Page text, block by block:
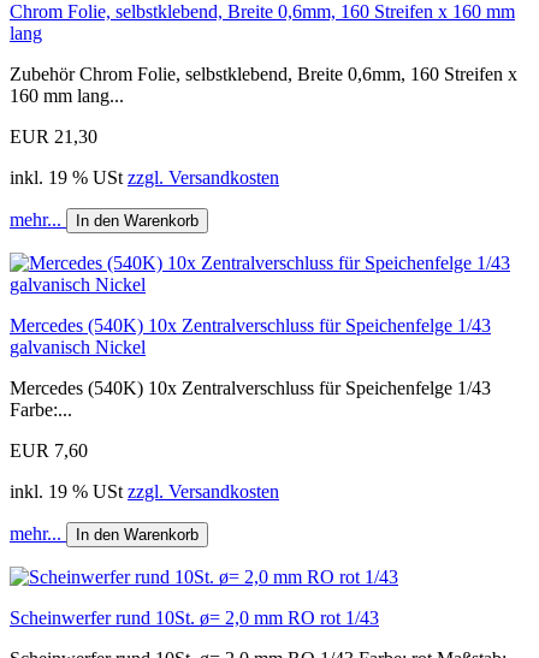
Chrom Folie, selbstklebend, Breite 0,6mm, 160 Streifen x 160 mm
lang
Zubehör Chrom Folie, selbstklebend, Breite 0,6mm, 160 Streifen x
160 mm lang...
EUR 21,30
inkl. 19 % USt zzgl. Versandkosten
mehr... In den Warenkorb
Mercedes (540K) 10x Zentralverschluss für Speichenfelge 1/43
galvanisch Nickel
Mercedes (540K) 10x Zentralverschluss für Speichenfelge 1/43
Farbe:...
EUR 7,60
inkl. 19 % USt zzgl. Versandkosten
mehr... In den Warenkorb
Scheinwerfer rund 10St. ø= 2,0 mm RO rot 1/43